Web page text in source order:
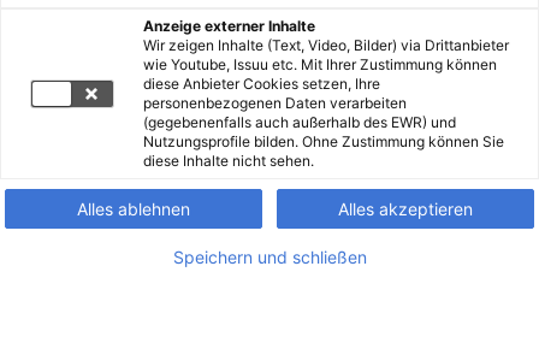
Anzeige externer Inhalte
Wir zeigen Inhalte (Text, Video, Bilder) via Drittanbieter
wie Youtube, Issuu etc. Mit Ihrer Zustimmung können
diese Anbieter Cookies setzen, Ihre
personenbezogenen Daten verarbeiten
(gegebenenfalls auch außerhalb des EWR) und
Nutzungsprofile bilden. Ohne Zustimmung können Sie
diese Inhalte nicht sehen.
Alles ablehnen Alles akzeptieren
Speichern und schließen